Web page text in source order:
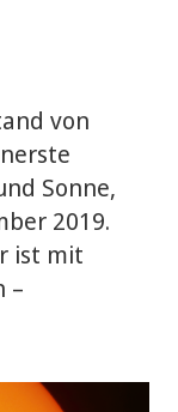
von
Sonne,
2019.
ist mit
–